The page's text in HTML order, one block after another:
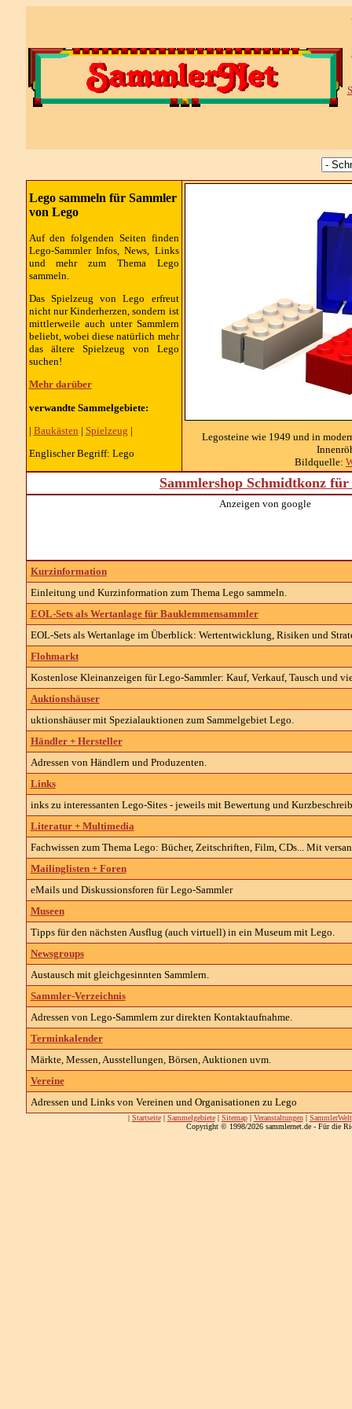
Lego sammeln für Sammler
von Lego
Auf den folgenden Seiten finden
Lego-Sammler Infos, News, Links
und mehr zum Thema Lego
sammeln.
Das Spielzeug von Lego erfreut
nicht nur Kinderherzen, sondern ist
mittlerweile auch unter Sammlern
beliebt, wobei diese natürlich mehr
das ältere Spielzeug von Lego
suchen!
Mehr darüber
verwandte Sammelgebiete:
| Baukästen | Spielzeug |
Englischer Begriff: Lego
Legosteine wie 1949 und in
Bildquelle:
Sammlershop Schmidtkonz
Anzeigen von google
Kurzinformation
Einleitung und Kurzinformation zum Thema Lego sammeln.
EOL-Sets als Wertanlage für Bauklemmensammler
EOL-Sets als Wertanlage im Überblick: Wertentwicklung, Risiken und
Flohmarkt
Kostenlose Kleinanzeigen für Lego-Sammler: Kauf, Verkauf, Tausch und
Auktionshäuser
uktionshäuser mit Spezialauktionen zum Sammelgebiet Lego.
Händler + Hersteller
Adressen von Händlern und Produzenten.
Links
inks zu interessanten Lego-Sites - jeweils mit Bewertung und
Literatur + Multimedia
Fachwissen zum Thema Lego: Bücher, Zeitschriften, Film, CDs... Mit
Mailinglisten + Foren
eMails und Diskussionsforen für Lego-Sammler
Museen
Tipps für den nächsten Ausflug (auch virtuell) in ein Museum mit Lego.
Newsgroups
Austausch mit gleichgesinnten Sammlern.
Sammler-Verzeichnis
Adressen von Lego-Sammlern zur direkten Kontaktaufnahme.
Terminkalender
Märkte, Messen, Ausstellungen, Börsen, Auktionen uvm.
Vereine
Adressen und Links von Vereinen und Organisationen zu Lego
| Startseite| Sammelgebiete| Sitemap| Veranstaltungen| SammlerWelt
Copyright © 1998/2026 sammlernet.de - Für die